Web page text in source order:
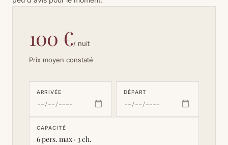
100 €/ nuit
Prix moyen constaté
ARRIVÉE DÉPART
CAPACITÉ
6 pers. max · 3 ch.